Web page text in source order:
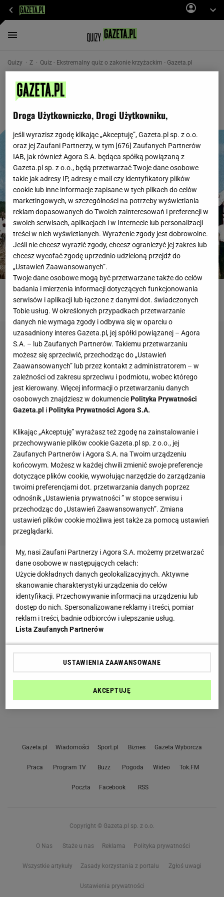
Quizy Z Quiz - Ekstremalny quiz o zakonie krzyżackim - Gazeta.pl
Ekstremalny quiz o zakonie krzyżackim
ROZWIĄŻ QUIZ
Gazeta.pl Wiadomości Sport.pl Biznes Gazeta Wyborcza
Praca Program TV Buzz Pogoda Wideo Tok.FM
Poczta Facebook RSS
Copyright © Gazeta.pl sp. z o.o.
O Nas Staże u nas Reklama Polityka prywatności
Wszystkie artykuły Zasady korzystania z portalu Zgłoś uwagi
Ustawienia prywatności
Droga Użytkowniczko, Drogi Użytkowniku,
jeśli wyrazisz zgodę klikając „Akceptuję”, Gazeta.pl sp. z o.o.
oraz jej Zaufani Partnerzy, w tym [ 676 ] Zaufanych Partnerów
IAB, jak również Agora S.A. będąca spółką powiązaną z
Gazeta.pl sp. z o.o., będą przetwarzać Twoje dane osobowe
takie jak adresy IP, adresy e-mail czy identyfikatory plików
cookie lub inne informacje zapisane w tych plikach do celów
marketingowych, w szczególności na potrzeby wyświetlania
reklam dopasowanych do Twoich zainteresowań i preferencji w
swoich serwisach, aplikacjach i w Internecie lub personalizacji
treści w nich wyświetlanych. Wyrażenie zgody jest dobrowolne.
Jeśli nie chcesz wyrazić zgody, chcesz ograniczyć jej zakres lub
chcesz wycofać zgodę uprzednio udzieloną przejdź do
„Ustawień Zaawansowanych”.
Twoje dane osobowe mogą być przetwarzane także do celów
badania i mierzenia informacji dotyczących funkcjonowania
serwisów i aplikacji lub łączone z danymi dot. świadczonych
Tobie usług. W określonych przypadkach przetwarzanie
danych nie wymaga zgody i odbywa się w oparciu o
uzasadniony interes Gazeta.pl, jej spółki powiązanej – Agora
S.A. – lub Zaufanych Partnerów. Takiemu przetwarzaniu
możesz się sprzeciwić, przechodząc do „Ustawień
Zaawansowanych” lub przez kontakt z administratorem – w
zależności od zakresu sprzeciwu i podmiotu, wobec którego
jest kierowany. Więcej informacji o przetwarzaniu danych
osobowych znajdziesz w dokumencie Polityka Prywatności
Gazeta.pl i Polityka Prywatności Agora S.A.
Klikając „Akceptuję” wyrażasz też zgodę na zainstalowanie i
przechowywanie plików cookie Gazeta.pl sp. z o.o., jej
Zaufanych Partnerów i Agora S.A. na Twoim urządzeniu
końcowym. Możesz w każdej chwili zmienić swoje preferencje
dotyczące plików cookie, wywołując narzędzie do zarządzania
twoimi preferencjami dot. przetwarzania danych poprzez
odnośnik „Ustawienia prywatności ” w stopce serwisu i
przechodząc do „Ustawień Zaawansowanych”. Zmiana
ustawień plików cookie możliwa jest także za pomocą ustawień
przeglądarki.
My, nasi Zaufani Partnerzy i Agora S.A. możemy przetwarzać
dane osobowe w następujących celach:
Użycie dokładnych danych geolokalizacyjnych. Aktywne
skanowanie charakterystyki urządzenia do celów
identyfikacji. Przechowywanie informacji na urządzeniu lub
dostęp do nich. Spersonalizowane reklamy i treści, pomiar
reklam i treści, badnie odbiorców i ulepszanie usług.
Lista Zaufanych Partnerów
USTAWIENIA ZAAWANSOWANE
AKCEPTUJĘ